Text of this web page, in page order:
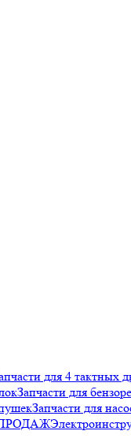
для 4 тактных
Запчасти для
Запчасти для